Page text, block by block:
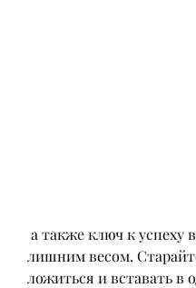
лишним весом.
ложиться и вставать в